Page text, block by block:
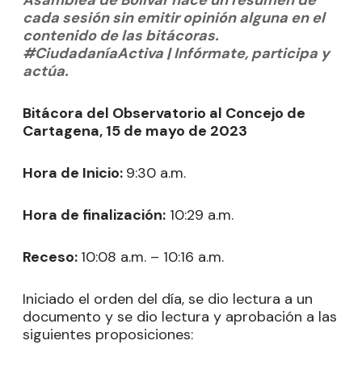
cada sesión sin emitir opinión alguna en el
contenido de las bitácoras.
#CiudadaníaActiva | Infórmate, participa y
actúa.
Bitácora del Observatorio al Concejo de
Cartagena, 15 de mayo de 2023
Hora de Inicio: 9:30 a.m.
Hora de finalización: 10:29 a.m.
Receso: 10:08 a.m. – 10:16 a.m.
Iniciado el orden del día, se dio lectura a un
documento y se dio lectura y aprobación a las
siguientes proposiciones: